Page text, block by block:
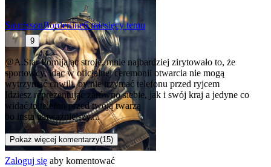
SaucissonBorderline6 miesięcy temu
9
@A.StarPomijając stroje, mnie najbardziej zirytowało to, że
sportowcy, idąc w oficjalnej ceremonii otwarcia nie mogą
wytrzymać chwili, by nie trzymać telefonu przed ryjcem
Idziesz reprezentując zarówno siebie, jak i swój kraj a jedyne co
widać to telefon przed twoją twarzą
bo insta najważniejszy....
Pokaż więcej komentarzy(15)
Zaloguj się aby komentować